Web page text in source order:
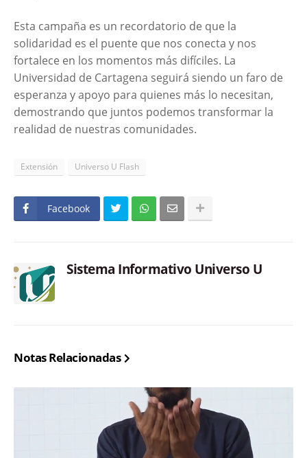
Esta campaña es un recordatorio de que la
solidaridad es el puente que nos conecta y nos
fortalece en los momentos más difíciles. La
Universidad de Cartagena seguirá siendo un faro de
esperanza y apoyo para quienes más lo necesitan,
demostrando que juntos podemos transformar la
realidad de nuestras comunidades.
Extensión Universo U Flash
Facebook
Sistema Informativo Universo U
Notas Relacionadas